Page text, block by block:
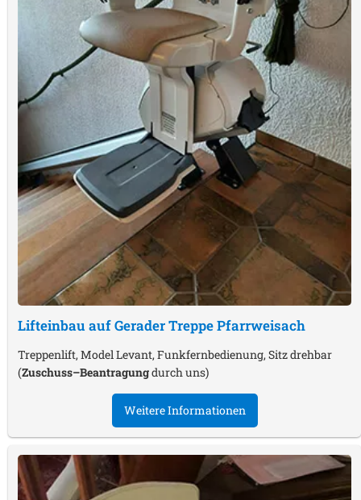
Lifteinbau auf Gerader TreppePfarrweisach
Treppenlift, Model Levant, Funkfernbedienung, Sitz drehbar
(Zuschuss–Beantragungdurch uns)
Weitere Informationen